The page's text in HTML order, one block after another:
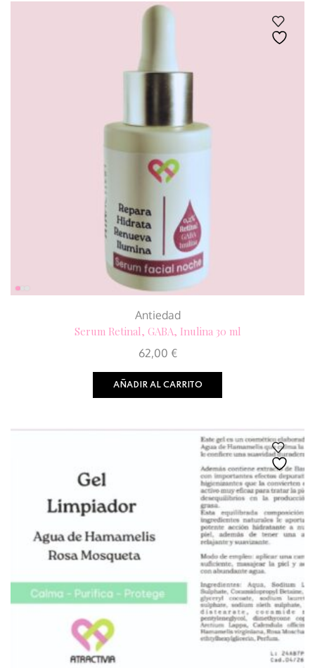
Antiedad
Serum Retinal, GABA, Inulina 30 ml
62,00 €
AÑADIR AL CARRITO